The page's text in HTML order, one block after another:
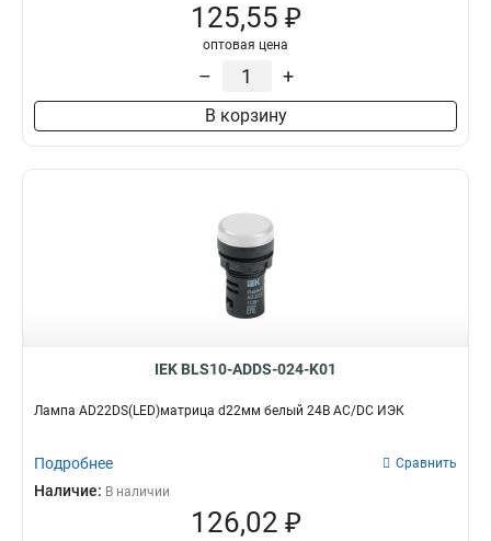
125,55 ₽
оптовая цена
– +
В корзину
IEK BLS10-ADDS-024-K01
Лампа AD22DS(LED)матрица d22мм белый 24В AC/DC ИЭК
Подробнее Сравнить
Наличие: В наличии
126,02 ₽